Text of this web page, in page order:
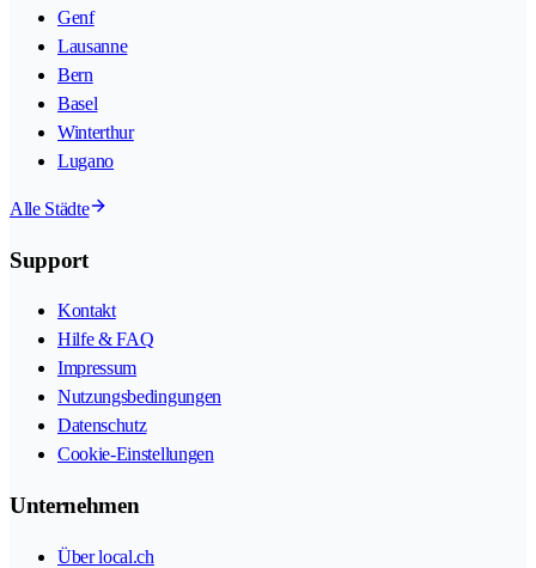
Genf
Lausanne
Bern
Basel
Winterthur
Lugano
Alle Städte
Support
Kontakt
Hilfe & FAQ
Impressum
Nutzungsbedingungen
Datenschutz
Cookie-Einstellungen
Unternehmen
Über local.ch